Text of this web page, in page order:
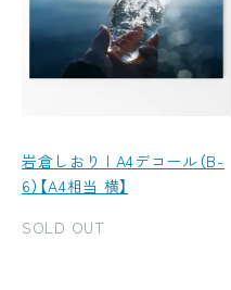
岩倉しおり | A4デコール（B-
6）【A4相当 横】
SOLD OUT